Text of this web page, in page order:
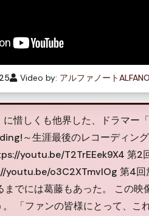
Video by: アルファノート
惜しくも他界した、ドラマー
～生涯最後のレコーディン
youtu.be/T2TrEEek9X4 第
youtu.be/o3C2XTmvlOg 第4
でには葛藤もあった。 この
「ファンの皆様にとって、こ